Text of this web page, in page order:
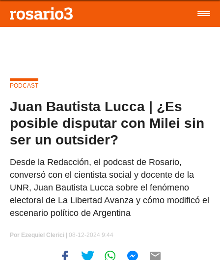
PODCAST
Juan Bautista Lucca | ¿Es
posible disputar con Milei sin
ser un outsider?
Desde la Redacción, el podcast de Rosario,
conversó con el cientista social y docente de la
UNR, Juan Bautista Lucca sobre el fenómeno
electoral de La Libertad Avanza y cómo modificó el
escenario político de Argentina
Por Ezequiel Clerici 08-12-2024 9:44